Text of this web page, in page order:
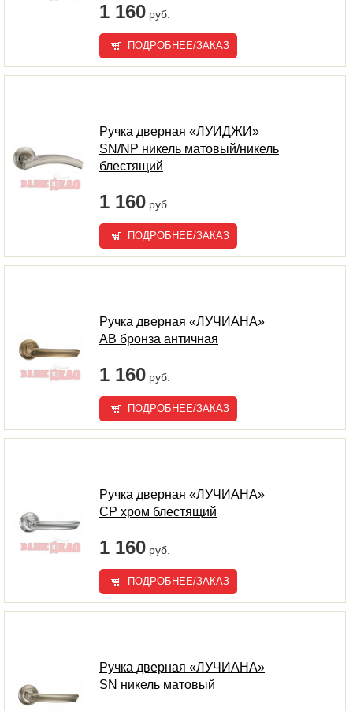
1 160 руб.
ПОДРОБНЕЕ/ЗАКАЗ
Ручка дверная «ЛУИДЖИ»
SN/NP никель матовый/никель
блестящий
1 160 руб.
ПОДРОБНЕЕ/ЗАКАЗ
Ручка дверная «ЛУЧИАНА»
AB бронза античная
1 160 руб.
ПОДРОБНЕЕ/ЗАКАЗ
Ручка дверная «ЛУЧИАНА»
CP хром блестящий
1 160 руб.
ПОДРОБНЕЕ/ЗАКАЗ
Ручка дверная «ЛУЧИАНА»
SN никель матовый